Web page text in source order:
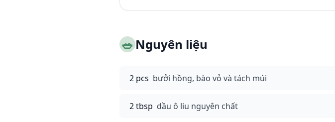
🥗Nguyên liệu
2 pcs bưởi hồng, bào vỏ và tách múi
2 tbsp dầu ô liu nguyên chất